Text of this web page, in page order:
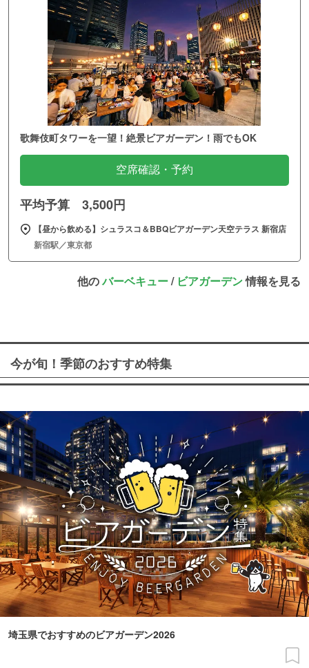
歌舞伎町タワーを一望！絶景ビアガーデン！雨でもOK
空席確認・予約
平均予算 3,500円
【昼から飲める】シュラスコ＆BBQビアガーデン天空テラス 新宿店
新宿駅／東京都
他のバーベキュー/ ビアガーデン情報を見る
今が旬！季節のおすすめ特集
埼玉県でおすすめのビアガーデン2026